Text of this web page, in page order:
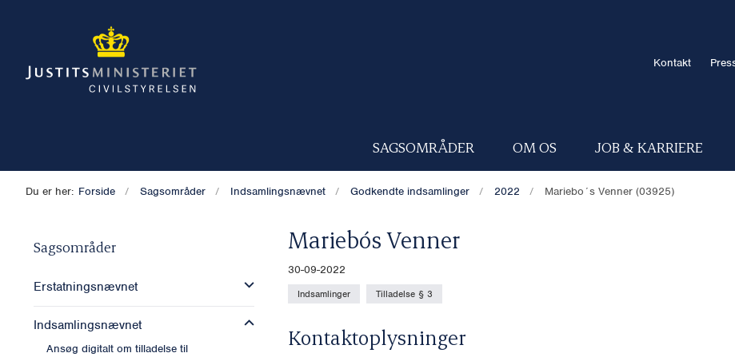
Kontakt
SAGSOMRÅDER OM OS JOB & KARRIERE
Du er her: Forside Sagsområder Indsamlingsnævnet Godkendte indsamlinger 2022 Mariebo´s Venner (03925)
Sagsområder
Erstatningsnævnet
Indsamlingsnævnet
Ansøg digitalt om tilladelse til
Mariebo´s Venner
30-09-2022
Indsamlinger Tilladelse § 3
Kontaktoplysninger